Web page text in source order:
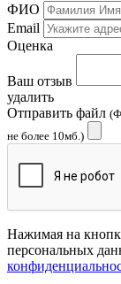
ФИО
Email
Оценка
Ваш отзыв
удалить
Отправить файл
не более 10мб.)
Нажимая на
персональных